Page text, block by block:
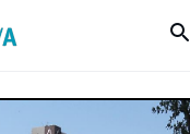
search